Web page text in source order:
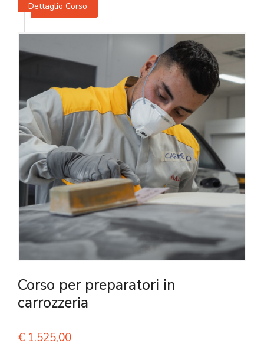
Dettaglio Corso
Corso per preparatori in
carrozzeria
€ 1.525,00